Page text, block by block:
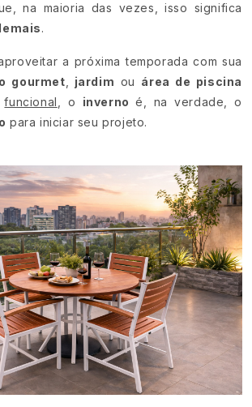
na maioria das vezes, isso significa
.
a próxima temporada com sua
gourmet jardim ou área de piscina
funcional , o invernoé, na verdade, o
para iniciar seu projeto.